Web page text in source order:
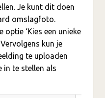
Je kunt dit doen
omslagfoto.
optie ‘Kies een unieke
kun je
te uploaden
in te stellen als